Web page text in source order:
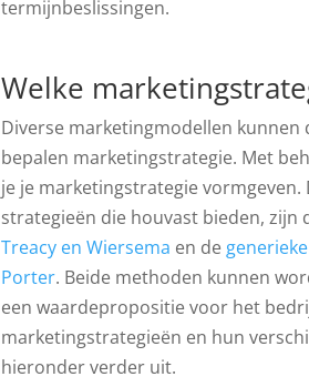
termijnbeslissingen.
Welke
Diverse marketingmodellen kunnen
bepalen marketingstrategie. Met
je je marketingstrategie
strategieën die houvast bieden, zijn
Treacy en Wiersema en de
Porter. Beide methoden kunnen
een waardepropositie voor het
marketingstrategieën en hun
hieronder verder uit.